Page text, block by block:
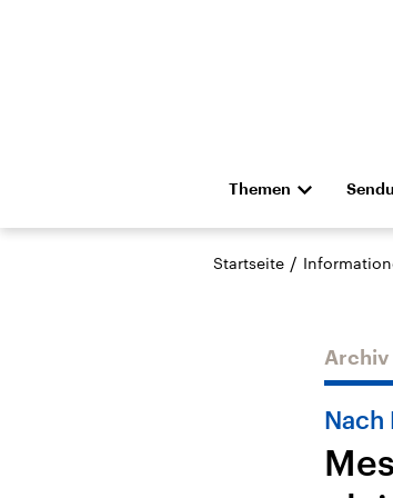
Themen
Die Nachrichten
Hörspiel und Feature
Landtagswahl
Startseite /
Archiv
Nach